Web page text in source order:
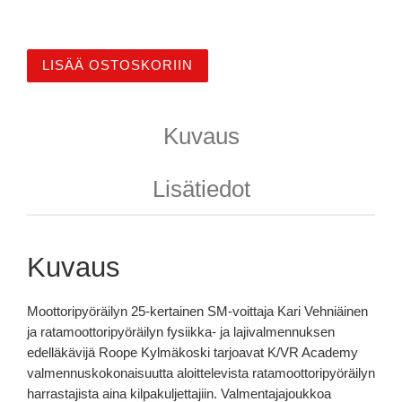
K/VR jäsenyys (12kk) - TRACK DAY ENTHUSIAST
LISÄÄ OSTOSKORIIN
Kuvaus
Lisätiedot
Kuvaus
Moottoripyöräilyn 25-kertainen SM-voittaja Kari Vehniäinen
ja ratamoottoripyöräilyn fysiikka- ja lajivalmennuksen
edelläkävijä Roope Kylmäkoski tarjoavat K/VR Academy
valmennuskokonaisuutta aloittelevista ratamoottoripyöräilyn
harrastajista aina kilpakuljettajiin. Valmentajajoukkoa